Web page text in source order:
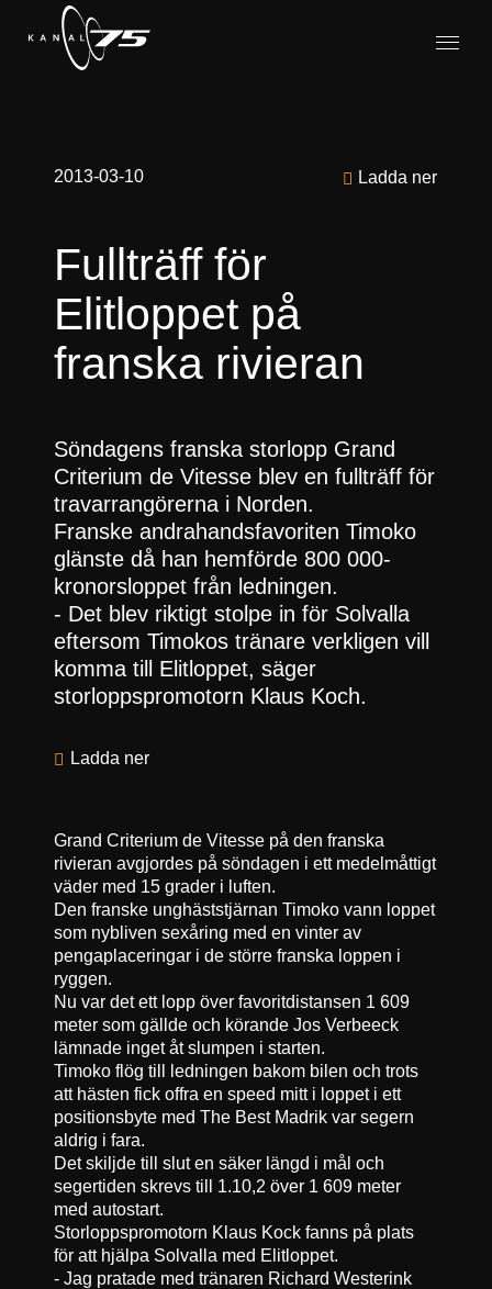
2013-03-10 Ladda ner
Fullträff för
Elitloppet på
franska rivieran
Söndagens franska storlopp Grand
Criterium de Vitesse blev en fullträff för
travarrangörerna i Norden.
Franske andrahandsfavoriten Timoko
glänste då han hemförde 800 000-
kronorsloppet från ledningen.
- Det blev riktigt stolpe in för Solvalla
eftersom Timokos tränare verkligen vill
komma till Elitloppet, säger
storloppspromotorn Klaus Koch.
Grand Criterium de Vitesse på den franska
rivieran avgjordes på söndagen i ett medelmåttigt
väder med 15 grader i luften.
Den franske unghäststjärnan Timoko vann loppet
som nybliven sexåring med en vinter av
pengaplaceringar i de större franska loppen i
ryggen.
Nu var det ett lopp över favoritdistansen 1 609
meter som gällde och körande Jos Verbeeck
lämnade inget åt slumpen i starten.
Timoko flög till ledningen bakom bilen och trots
att hästen fick offra en speed mitt i loppet i ett
positionsbyte med The Best Madrik var segern
aldrig i fara.
Det skiljde till slut en säker längd i mål och
segertiden skrevs till 1.10,2 över 1 609 meter
med autostart.
Storloppspromotorn Klaus Kock fanns på plats
för att hjälpa Solvalla med Elitloppet.
- Jag pratade med tränaren Richard Westerink
Ladda ner